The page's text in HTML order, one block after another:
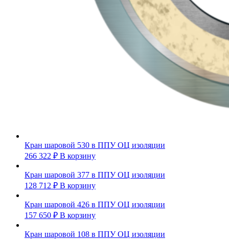
Кран шаровой 530 в ППУ ОЦ изоляции
266 322 ₽ В корзину
Кран шаровой 377 в ППУ ОЦ изоляции
128 712 ₽ В корзину
Кран шаровой 426 в ППУ ОЦ изоляции
157 650 ₽ В корзину
Кран шаровой 108 в ППУ ОЦ изоляции